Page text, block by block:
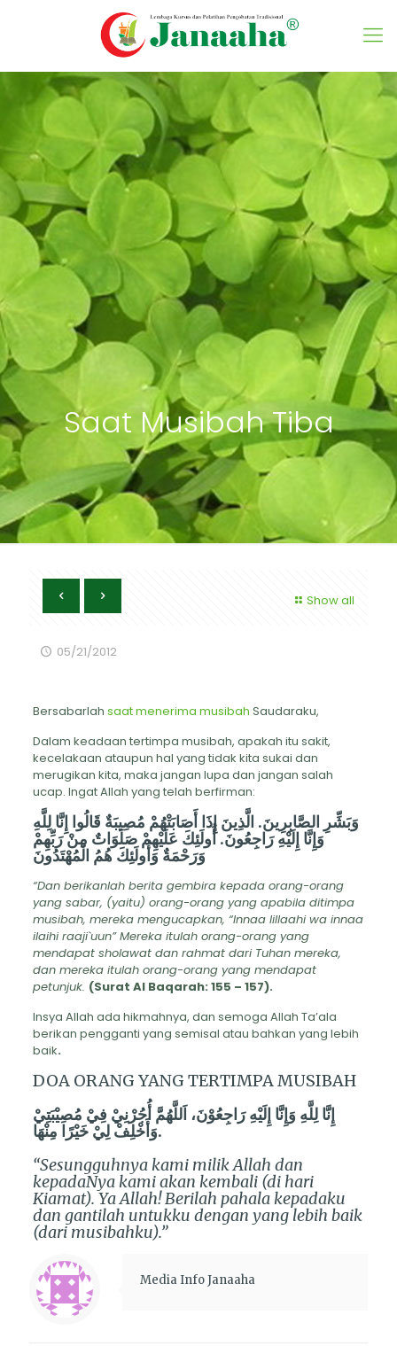
Saat Musibah Tiba
Show all
05/21/2012
Bersabarlah saat menerima musibah Saudaraku,
Dalam keadaan tertimpa musibah, apakah itu sakit,
kecelakaan ataupun hal yang tidak kita sukai dan
merugikan kita, maka jangan lupa dan jangan salah
ucap. Ingat Allah yang telah berfirman:
وَبَشِّرِ الصَّابِرِينَ. الَّذِينَ إِذَا أَصَابَتْهُمْ مُصِيبَةٌ قَالُوا إِنَّا لِلَّهِ
وَإِنَّا إِلَيْهِ رَاجِعُونَ. أُولَئِكَ عَلَيْهِمْ صَلَوَاتٌ مِنْ رَبِّهِمْ
وَرَحْمَةٌ وَأُولَئِكَ هُمُ الْمُهْتَدُونَ
“Dan berikanlah berita gembira kepada orang-orang
yang sabar, (yaitu) orang-orang yang apabila ditimpa
musibah, mereka mengucapkan, “Innaa lillaahi wa innaa
ilaihi raaji`uun” Mereka itulah orang-orang yang
mendapat sholawat dan rahmat dari Tuhan mereka,
dan mereka itulah orang-orang yang mendapat
petunjuk. (Surat Al Baqarah: 155 – 157).
Insya Allah ada hikmahnya, dan semoga Allah Ta’ala
berikan pengganti yang semisal atau bahkan yang lebih
baik.
DOA ORANG YANG TERTIMPA MUSIBAH
إِنَّا لِلَّهِ وَإِنَّا إِلَيْهِ رَاجِعُوْنَ، اَللَّهُمَّ أُجُرْنِيْ فِيْ مُصِيْبَتِيْ
وَأَخْلِفْ لِيْ خَيْرًا مِنْهَا.
“Sesungguhnya kami milik Allah dan
kepadaNya kami akan kembali (di hari
Kiamat). Ya Allah! Berilah pahala kepadaku
dan gantilah untukku dengan yang lebih baik
(dari musibahku).”
Media Info Janaaha